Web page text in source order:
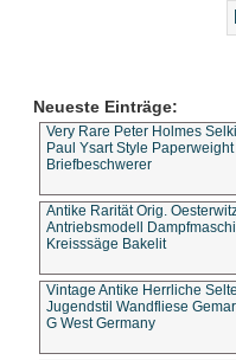
Neueste Einträge:
Very Rare Peter Holmes
Paul Ysart Style Paperweight
Briefbeschwerer
Antike Rarität Orig.
Antriebsmodell
Kreisssäge Bakelit
Vintage Antike Herrliche
Jugendstil Wandfliese
G West Germany